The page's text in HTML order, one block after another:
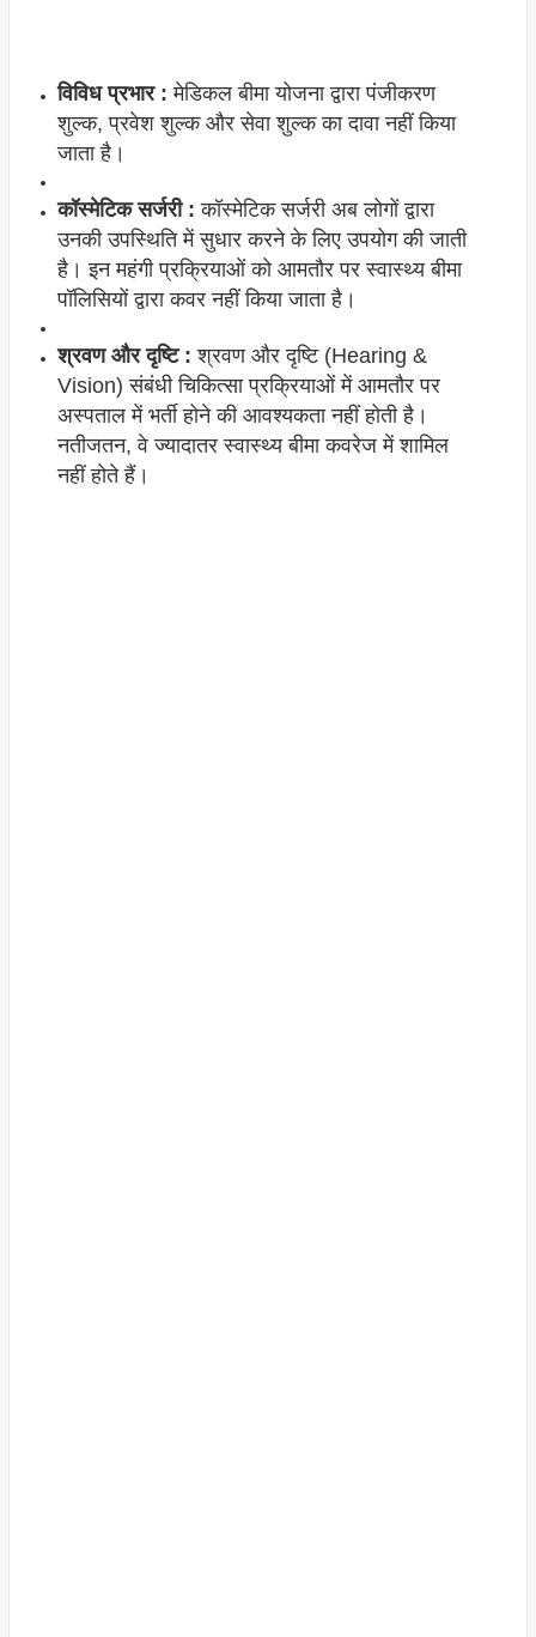
विविध प्रभार : मेडिकल बीमा योजना द्वारा पंजीकरण
शुल्क, प्रवेश शुल्क और सेवा शुल्क का दावा नहीं किया
जाता है।
कॉस्मेटिक सर्जरी : कॉस्मेटिक सर्जरी अब लोगों द्वारा
उनकी उपस्थिति में सुधार करने के लिए उपयोग की जाती
है। इन महंगी प्रक्रियाओं को आमतौर पर स्वास्थ्य बीमा
पॉलिसियों द्वारा कवर नहीं किया जाता है।
श्रवण और दृष्टि : श्रवण और दृष्टि (Hearing &
Vision) संबंधी चिकित्सा प्रक्रियाओं में आमतौर पर
अस्पताल में भर्ती होने की आवश्यकता नहीं होती है।
नतीजतन, वे ज्यादातर स्वास्थ्य बीमा कवरेज में शामिल
नहीं होते हैं।